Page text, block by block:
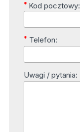
* Kod pocztowy:
* Telefon:
Uwagi / pytania: